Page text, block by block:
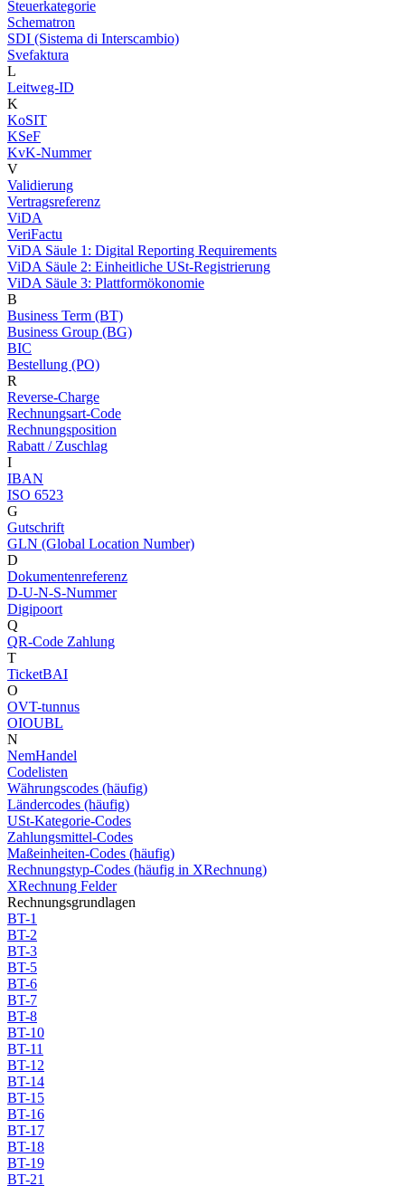
Steuerkategorie
Schematron
SDI (Sistema di Interscambio)
Svefaktura
L
Leitweg-ID
K
KoSIT
KSeF
KvK-Nummer
V
Validierung
Vertragsreferenz
ViDA
VeriFactu
ViDA Säule 1: Digital Reporting Requirements
ViDA Säule 2: Einheitliche USt-Registrierung
ViDA Säule 3: Plattformökonomie
B
Business Term (BT)
Business Group (BG)
BIC
Bestellung (PO)
R
Reverse-Charge
Rechnungsart-Code
Rechnungsposition
Rabatt / Zuschlag
I
IBAN
ISO 6523
G
Gutschrift
GLN (Global Location Number)
D
Dokumentenreferenz
D-U-N-S-Nummer
Digipoort
Q
QR-Code Zahlung
T
TicketBAI
O
OVT-tunnus
OIOUBL
N
NemHandel
Codelisten
Währungscodes (häufig)
Ländercodes (häufig)
USt-Kategorie-Codes
Zahlungsmittel-Codes
Maßeinheiten-Codes (häufig)
Rechnungstyp-Codes (häufig in XRechnung)
XRechnung Felder
Rechnungsgrundlagen
BT-1
BT-2
BT-3
BT-5
BT-6
BT-7
BT-8
BT-10
BT-11
BT-12
BT-14
BT-15
BT-16
BT-17
BT-18
BT-19
BT-21